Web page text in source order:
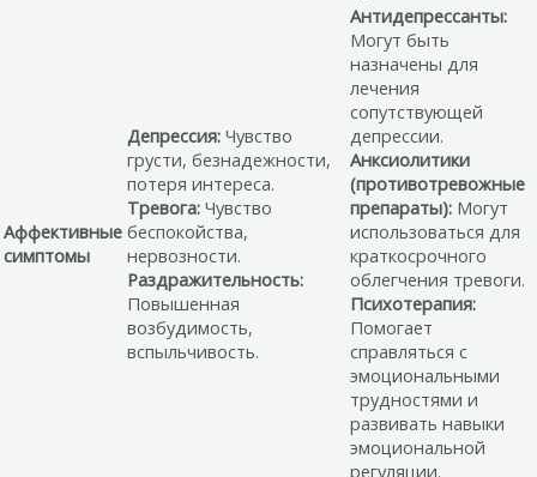
Аффективные
симптомы
Депрессия: Чувство
грусти, безнадежности,
потеря интереса.
Тревога: Чувство
беспокойства,
нервозности.
Раздражительность:
Повышенная
возбудимость,
вспыльчивость.
Антидепрессанты:
Могут быть
назначены для
лечения
сопутствующей
депрессии.
Анксиолитики
(противотревожные
препараты): Могут
использоваться для
краткосрочного
облегчения тревоги.
Психотерапия:
Помогает
справляться с
эмоциональными
трудностями и
развивать навыки
эмоциональной
регуляции.